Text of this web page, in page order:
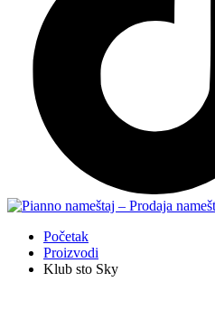
Početak
Proizvodi
Klub sto Sky